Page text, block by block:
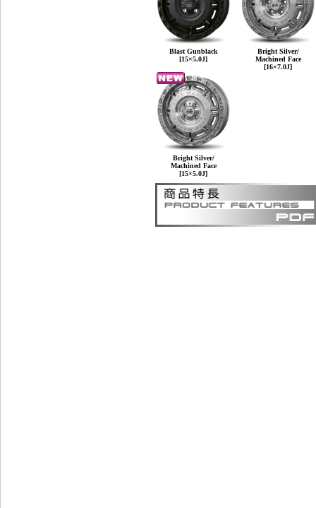
Blast Gunblack
[15×5.0J]
Bright Silver/
Machined Face
[16×7.0J]
Bright Silver/
Machined Face
[15×5.0J]